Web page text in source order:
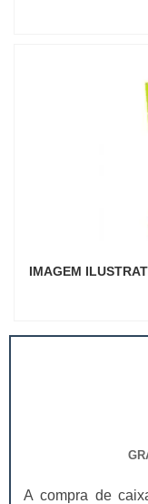
IMAGEM
A compra de